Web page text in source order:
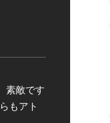
素敵です
もアト